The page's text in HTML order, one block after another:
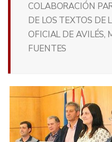
COLABORACIÓN
DE LOS TEXTOS DE
OFICIAL DE AVILÉS,
FUENTES